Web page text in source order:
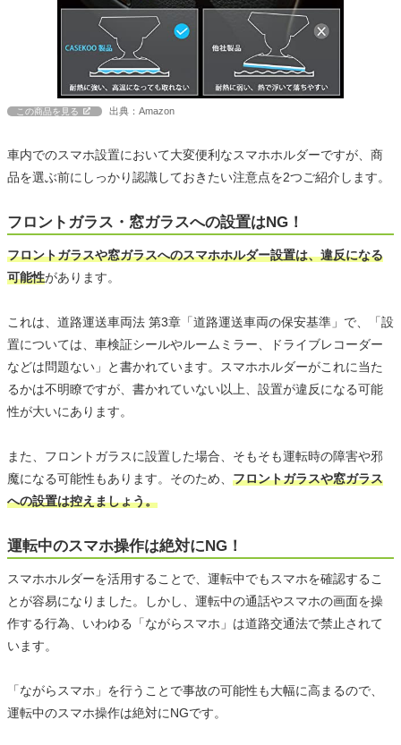
この商品を見る 出典：Amazon
車内でのスマホ設置において大変便利なスマホホルダーですが、商
品を選ぶ前にしっかり認識しておきたい注意点を2つご紹介します。
フロントガラス・窓ガラスへの設置はNG！
フロントガラスや窓ガラスへのスマホホルダー設置は、違反になる
可能性があります。
これは、道路運送車両法 第3章「道路運送車両の保安基準」で、「設
置については、車検証シールやルームミラー、ドライブレコーダー
などは問題ない」と書かれています。スマホホルダーがこれに当た
るかは不明瞭ですが、書かれていない以上、設置が違反になる可能
性が大いにあります。
また、フロントガラスに設置した場合、そもそも運転時の障害や邪
魔になる可能性もあります。そのため、 フロントガラスや窓ガラス
への設置は控えましょう。
運転中のスマホ操作は絶対にNG！
スマホホルダーを活用することで、運転中でもスマホを確認するこ
とが容易になりました。しかし、運転中の通話やスマホの画面を操
作する行為、いわゆる「ながらスマホ」は道路交通法で禁止されて
います。
「ながらスマホ」を行うことで事故の可能性も大幅に高まるので、
運転中のスマホ操作は絶対にNGです。